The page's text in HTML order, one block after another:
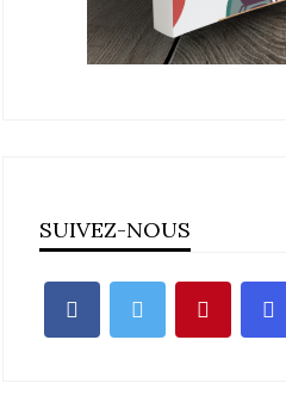
SUIVEZ-NOUS